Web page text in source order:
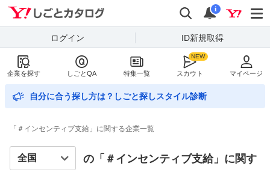
Yahoo!しごとカタログ
検索
通知
i
ログイン ID新規取得
企業を探す しごとQA 特集一覧 スカウト マイページ
自分に合う探し方は？しごと探しスタイル診断
「＃インセンティブ支給」に関する企業一覧
の「＃ インセンティブ支給」に関す